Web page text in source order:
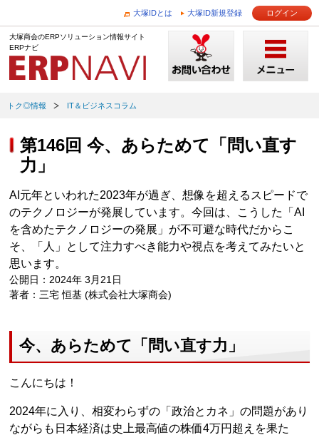
大塚IDとは 大塚ID新規登録 ログイン
大塚商会のERPソリューション情報サイト
ERPナビ
トク◎情報 IT＆ビジネスコラム
第146回 今、あらためて「問い直す
力」
AI元年といわれた2023年が過ぎ、想像を超えるスピードで
のテクノロジーが発展しています。今回は、こうした「AI
を含めたテクノロジーの発展」が不可避な時代だからこ
そ、「人」として注力すべき能力や視点を考えてみたいと
思います。
公開日：2024年 3月21日
著者：三宅 恒基 (株式会社大塚商会)
今、あらためて「問い直す力」
こんにちは！
2024年に入り、相変わらずの「政治とカネ」の問題があり
ながらも日本経済は史上最高値の株価4万円超えを果た